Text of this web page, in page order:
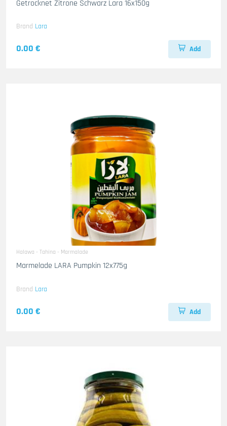
Getrocknet Zitrone Schwarz Lara 16x150g
Brand Lara
0.00 € Add
Halawa - Tahina - Marmalade
Marmelade LARA Pumpkin 12x775g
Brand Lara
0.00 € Add